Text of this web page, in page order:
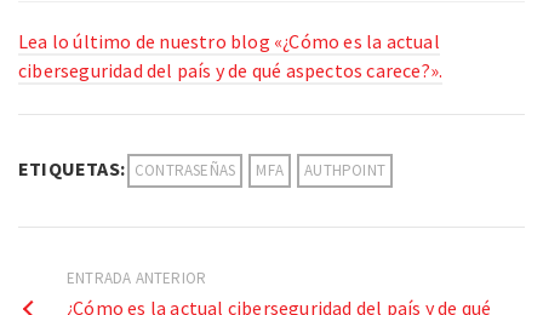
Lea lo último de nuestro blog «¿Cómo es la actual
ciberseguridad del país y de qué aspectos carece?».
ETIQUETAS: CONTRASEÑAS MFA AUTHPOINT
ENTRADA ANTERIOR
¿Cómo es la actual ciberseguridad del país y de qué